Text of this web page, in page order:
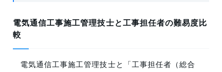
電気通信工事施工管理技士と工事担任者の難易度比
較
電気通信工事施工管理技士と「工事担任者（総合